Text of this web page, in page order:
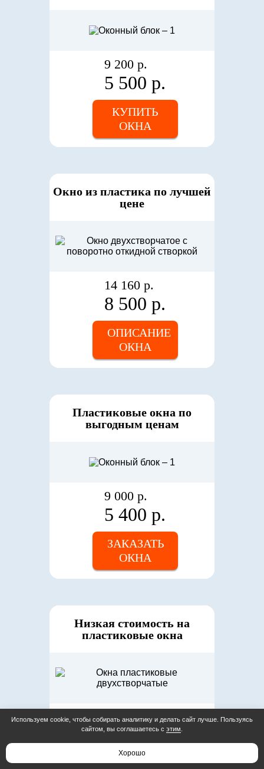
9 200 р.
5 500 р.
КУПИТЬ
ОКНА
Окно из пластика по лучшей
цене
14 160 р.
8 500 р.
ОПИСАНИЕ
ОКНА
Пластиковые окна по
выгодным ценам
9 000 р.
5 400 р.
ЗАКАЗАТЬ
ОКНА
Низкая стоимость на
пластиковые окна
9 220 р.
8 300 р.
РАСЧЕТ
Используем cookie, чтобы собирать аналитику и делать сайт лучше. Пользуясь
сайтом, вы соглашаетесь с этим
Хорошо